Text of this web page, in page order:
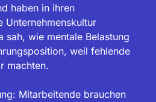
haben in ihren
Unternehmenskultur
wie mentale Belastung
weil fehlende
machten.
Mitarbeitende brauchen